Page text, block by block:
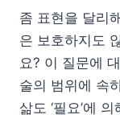
좀 표현을 달리
은 보호하지도
요? 이 질문에
술의 범위에 속
삶도 ‘필요’에